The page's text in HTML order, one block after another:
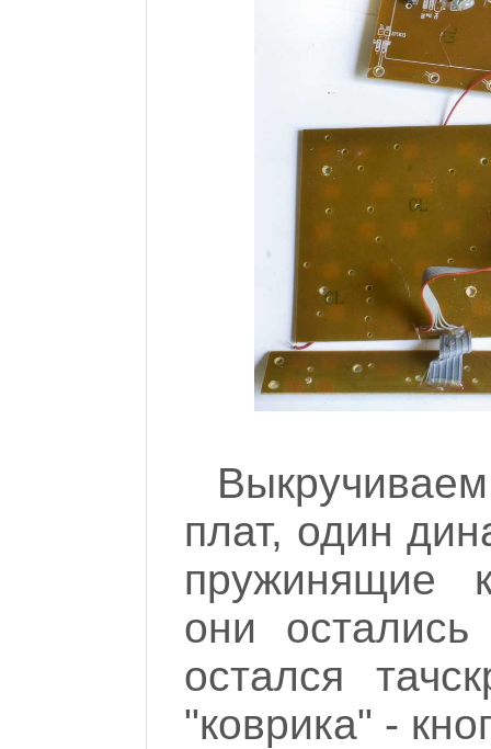
плат, один
пружинящие
они
остался
"коврика" -